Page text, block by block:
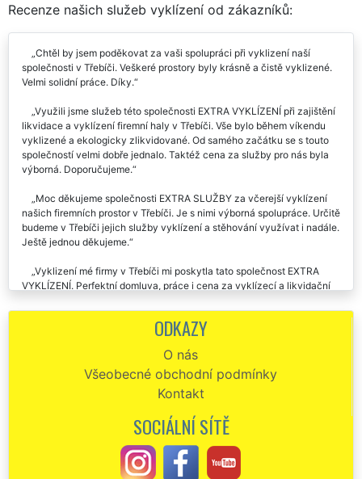
Recenze našich služeb vyklízení od zákazníků:
Chtěl by jsem poděkovat za vaši spolupráci při vyklizení naší
společnosti v Třebíči. Veškeré prostory byly krásně a čistě vyklizené.
Velmi solidní práce. Díky.
Využili jsme služeb této společnosti EXTRA VYKLÍZENÍ při zajištění
likvidace a vyklízení firemní haly v Třebíči. Vše bylo během víkendu
vyklizené a ekologicky zlikvidované. Od samého začátku se s touto
společností velmi dobře jednalo. Taktéž cena za služby pro nás byla
výborná. Doporučujeme.
Moc děkujeme společnosti EXTRA SLUŽBY za včerejší vyklízení
našich firemních prostor v Třebíči. Je s nimi výborná spolupráce. Určitě
budeme v Třebíči jejich služby vyklízení a stěhování využívat i nadále.
Ještě jednou děkujeme.
Vyklizení mé firmy v Třebíči mi poskytla tato společnost EXTRA
VYKLÍZENÍ. Perfektní domluva, práce i cena za vyklízecí a likvidační
Ke spolupráci s touto společností můžu napsat pouze klady.
zajišťovali kompletní vyklizení firmy. Skutečně není co vytknout. Celá
organizace vyklízení probíhala na jedničku. Určitě doporučuji využívat
ODKAZY
O nás
Všeobecné obchodní podmínky
Kontakt
SOCIÁLNÍ SÍTĚ